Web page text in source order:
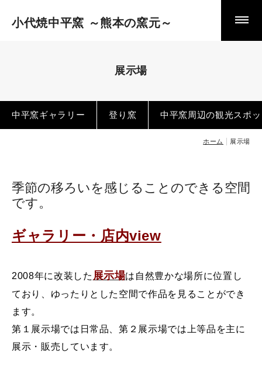
小代焼中平窯 ～熊本の窯元～
展示場
中平窯ギャラリー 登り窯 中平窯周辺の観光スポ
ホーム 展示場
スタッフ＆こだわり
やきもの日記 ～とある窯元の主張～
中平窯の作品・ pottery works
食器
立体作品
茶器・茶の湯の器
小代焼とは 歴史と特徴
特徴
しょうだいやき入門
牝小路家と葛城家
季節の移ろいを感じることのできる空間
です。
ギャラリー・店内view
2008年に改装した 展示場は自然豊かな場所に位置し
ており、ゆったりとした空間で作品を見ることができ
ます。
第１展示場では日常品、第２展示場では上等品を主に
展示・販売しています。